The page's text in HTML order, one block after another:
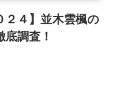
２４】並木雲楓の
調査！